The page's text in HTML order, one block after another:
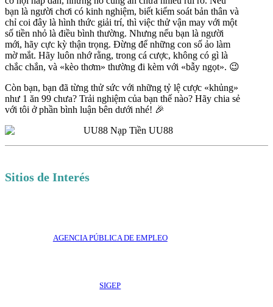
bạn là người chơi có kinh nghiệm, biết kiểm soát bản thân và
chỉ coi đây là hình thức giải trí, thì việc thử vận may với một
số tiền nhỏ là điều bình thường. Nhưng nếu bạn là người
mới, hãy cực kỳ thận trọng. Đừng để những con số ảo làm
mờ mắt. Hãy luôn nhớ rằng, trong cá cược, không có gì là
chắc chắn, và «kèo thơm» thường đi kèm với «bẫy ngọt». 😉
Còn bạn, bạn đã từng thử sức với những tỷ lệ cược «khủng»
như 1 ăn 99 chưa? Trải nghiệm của bạn thế nào? Hãy chia sẻ
với tôi ở phần bình luận bên dưới nhé! 🎉
Sitios de Interés
AGENCIA PÚBLICA DE EMPLEO
SIGEP